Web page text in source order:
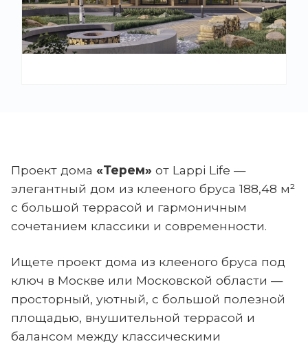
Проект дома «Терем» от Lappi Life —
элегантный дом из клееного бруса 188,48 м²
с большой террасой и гармоничным
сочетанием классики и современности.
Ищете проект дома из клееного бруса под
ключ в Москве или Московской области —
просторный, уютный, с большой полезной
площадью, внушительной террасой и
балансом между классическими